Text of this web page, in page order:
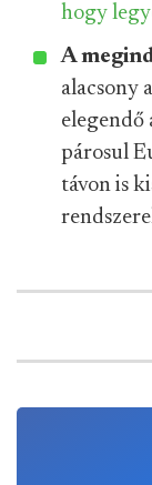
hogy
A
alacsony
elegendő
párosul
távon is